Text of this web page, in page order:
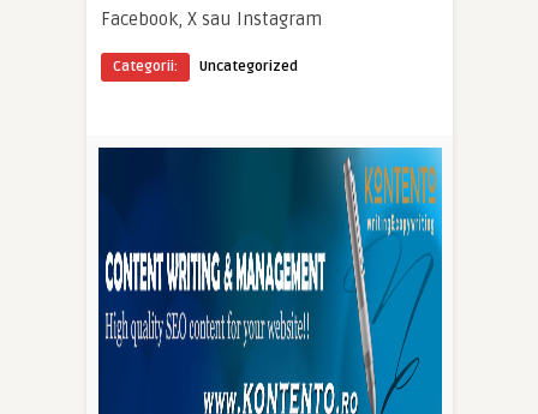
Facebook, X sau Instagram
Categorii: Uncategorized